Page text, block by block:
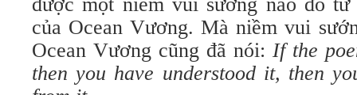
của Ocean Vương. Mà niềm vui
Ocean Vương cũng đã nói: If the
then you have understood it, then